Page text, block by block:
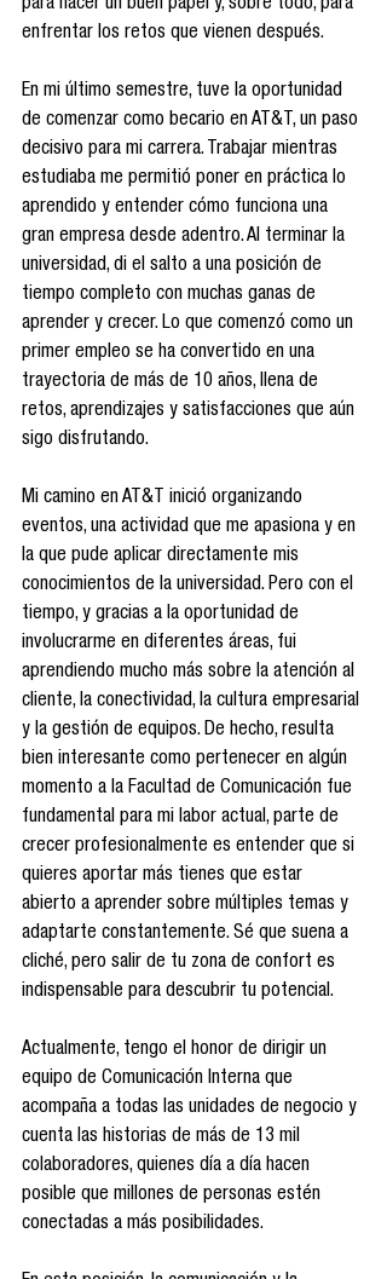
para hacer un buen papel y, sobre todo, para
enfrentar los retos que vienen después.
En mi último semestre, tuve la oportunidad
de comenzar como becario en AT&T, un paso
decisivo para mi carrera. Trabajar mientras
estudiaba me permitió poner en práctica lo
aprendido y entender cómo funciona una
gran empresa desde adentro. Al terminar la
universidad, di el salto a una posición de
tiempo completo con muchas ganas de
aprender y crecer. Lo que comenzó como un
primer empleo se ha convertido en una
trayectoria de más de 10 años, llena de
retos, aprendizajes y satisfacciones que aún
sigo disfrutando.
Mi camino en AT&T inició organizando
eventos, una actividad que me apasiona y en
la que pude aplicar directamente mis
conocimientos de la universidad. Pero con el
tiempo, y gracias a la oportunidad de
involucrarme en diferentes áreas, fui
aprendiendo mucho más sobre la atención al
cliente, la conectividad, la cultura empresarial
y la gestión de equipos. De hecho, resulta
bien interesante como pertenecer en algún
momento a la Facultad de Comunicación fue
fundamental para mi labor actual, parte de
crecer profesionalmente es entender que si
quieres aportar más tienes que estar
abierto a aprender sobre múltiples temas y
adaptarte constantemente. Sé que suena a
cliché, pero salir de tu zona de confort es
indispensable para descubrir tu potencial.
Actualmente, tengo el honor de dirigir un
equipo de Comunicación Interna que
acompaña a todas las unidades de negocio y
cuenta las historias de más de 13 mil
colaboradores, quienes día a día hacen
posible que millones de personas estén
conectadas a más posibilidades.